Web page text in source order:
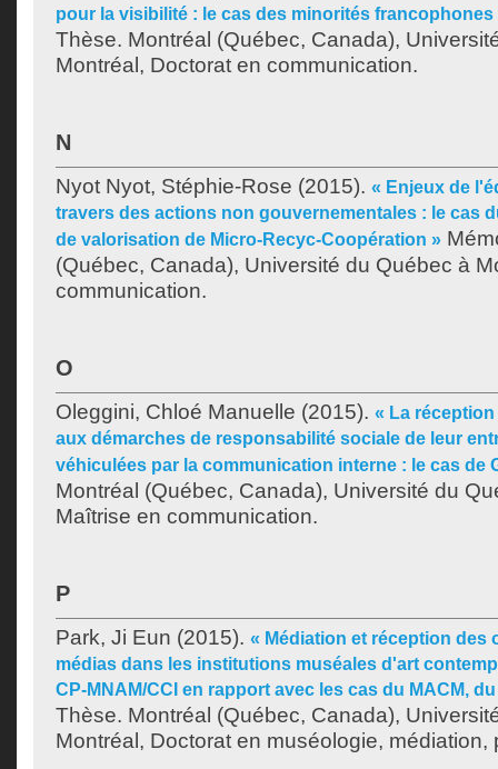
pour la visibilité : le cas des minorités francophones
Thèse. Montréal (Québec, Canada),
Montréal, Doctorat en communication.
N
Nyot Nyot, Stéphie-Rose (2015). « Enjeux de
travers des actions non gouvernementales : le cas
de valorisation de Micro-Recyc-Coopération »
(Québec, Canada), Université du Québec à
communication.
O
Oleggini, Chloé Manuelle (2015). « La
aux démarches de responsabilité sociale de leur
véhiculées par la communication interne : le cas de
Montréal (Québec, Canada), Université du
Maîtrise en communication.
P
Park, Ji Eun (2015). « Médiation et réception
médias dans les institutions muséales d'art
CP-MNAM/CCI en rapport avec les cas du MACM,
Thèse. Montréal (Québec, Canada),
Montréal, Doctorat en muséologie, médiation,